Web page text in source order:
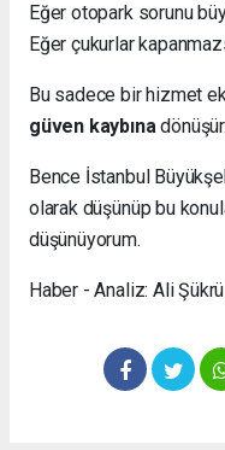
Eğer otopark sorunu
Eğer çukurlar
Bu sadece bir hizmet
güven kaybınadönüşür.
Bence İstanbul
olarak düşünüp bu
düşünüyorum.
Haber - Analiz: Ali